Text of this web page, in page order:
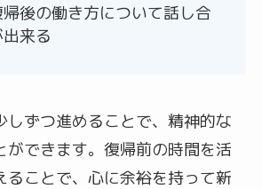
帰後の働き方について話し合
来る
しずつ進めることで、精神的な
ができます。復帰前の時間を活
ることで、心に余裕を持って新